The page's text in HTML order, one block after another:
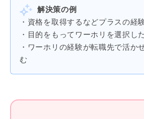
解決策の例
・資格を取得するなどプラスの経
・目的をもってワーホリを選択し
・ワーホリの経験が転職先で活か
む